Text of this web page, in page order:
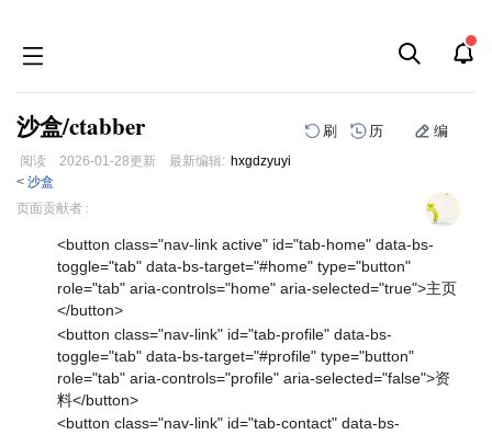
沙盒/ctabber 刷 历 编
阅读 2026-01-28更新 最新编辑: hxgdzyuyi
< 沙盒
跳
跳
页面贡献者 :
<button class="nav-link active" id="tab-home" data-bs-
toggle="tab" data-bs-target="#home" type="button"
role="tab" aria-controls="home" aria-selected="true">主页
</button>
<button class="nav-link" id="tab-profile" data-bs-
toggle="tab" data-bs-target="#profile" type="button"
role="tab" aria-controls="profile" aria-selected="false">资
料</button>
<button class="nav-link" id="tab-contact" data-bs-